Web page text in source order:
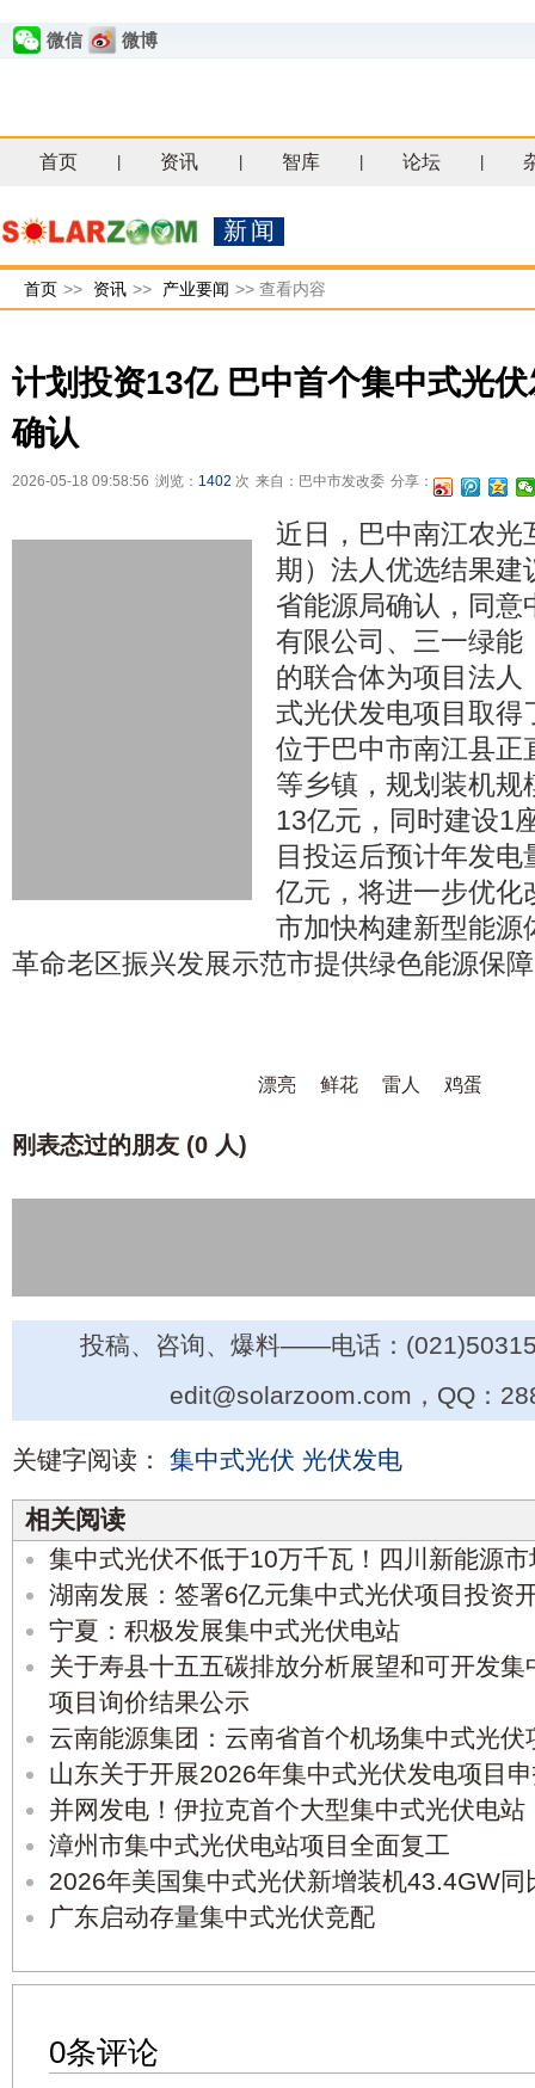
微信 微博
首页 资讯 智库 论坛
新闻
首页 >> 资讯 >> 产业要闻 >> 查看内容
计划投资13亿 巴中首个集中式光
确认
2026-05-18 09:58:56 浏览： 1402 次 来自：巴中市发改委 分享：
近日，巴中南江农光
期）法人优选结果建
省能源局确认，同意
有限公司、三一绿能
的联合体为项目法人
式光伏发电项目取得
位于巴中市南江县正
等乡镇，规划装机
13亿元，同时建设1
目投运后预计年发
亿元，将进一步优化
市加快构建新型能源
革命老区振兴发展示范市提供绿色能源保
漂亮 鲜花 雷人 鸡蛋
刚表态过的朋友 (0 人)
投稿、咨询、爆料——电话：
edit@solarzoom.com，QQ：
关键字阅读： 集中式光伏 光伏发电
相关阅读
集中式光伏不低于10万千瓦！四川新能源
湖南发展：签署6亿元集中式光伏项目投资
宁夏：积极发展集中式光伏电站
关于寿县十五五碳排放分析展望和可开发
项目询价结果公示
云南能源集团：云南省首个机场集中式光伏
山东关于开展2026年集中式光伏发电项目
并网发电！伊拉克首个大型集中式光伏电站
漳州市集中式光伏电站项目全面复工
2026年美国集中式光伏新增装机43.4GW同
广东启动存量集中式光伏竞配
0条评论